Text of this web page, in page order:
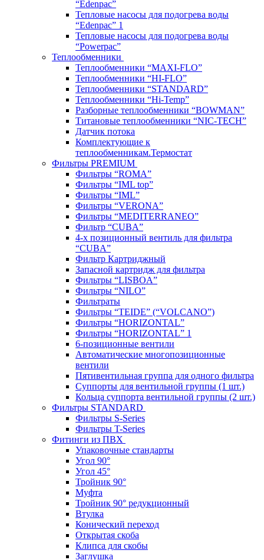
“Edenpac”
Тепловые насосы для подогрева воды
“Edenpac” 1
Тепловые насосы для подогрева воды
“Powerpac”
Теплообменники
Теплообменники “MAXI-FLO”
Теплообменники “HI-FLO”
Теплообменники “STANDARD”
Теплообменники “Hi-Temp”
Разборные теплообменники “BOWMAN”
Титановые теплообменники “NIC-TECH”
Датчик потока
Комплектующие к
теплообменникам.Термостат
Фильтры PREMIUM
Фильтры “ROMA”
Фильтры “IML top”
Фильтры “IML”
Фильтры “VERONA”
Фильтры “MEDITERRANEO”
Фильтр “CUBA”
4-х позиционный вентиль для фильтра
“CUBA”
Фильтр Картриджный
Запасной картридж для фильтра
Фильтры “LISBOA”
Фильтры “NILO”
Фильтраты
Фильтры “TEIDE” (“VOLСANO”)
Фильтры “HORIZONTAL”
Фильтры “HORIZONTAL” 1
6-позиционные вентили
Автоматические многопозиционные
вентили
Пятивентильная группа для одного фильтра
Суппорты для вентильной группы (1 шт.)
Кольца суппорта вентильной группы (2 шт.)
Фильтры STANDARD
Фильтры S-Series
Фильтры T-Series
Фитинги из ПВХ
Упаковочные стандарты
Угол 90°
Угол 45°
Тройник 90°
Муфта
Тройник 90° редукционный
Втулка
Конический переход
Открытая скоба
Клипса для скобы
Заглушка